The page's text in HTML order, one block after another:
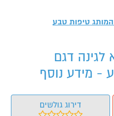
המותג טיפות טבע
לגינה דגם
דירוג גולשים